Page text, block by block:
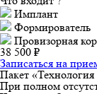
Имплант
Формирователь
Провизорная
38 500 ₽
Записаться на
Пакет
При полном